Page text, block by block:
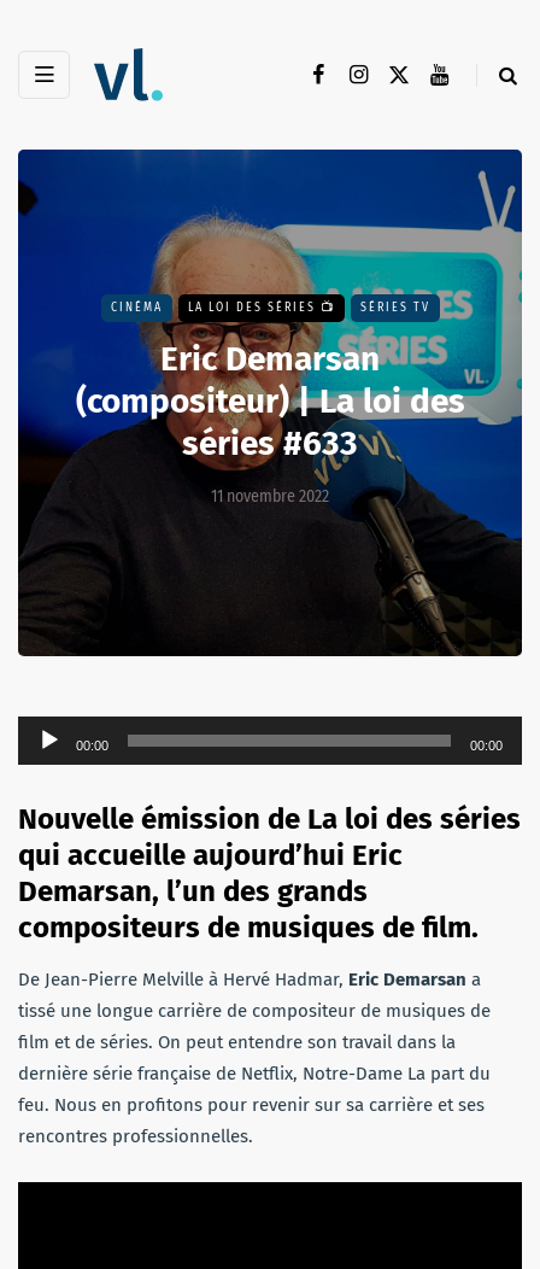
CINÉMA LA LOI DES SÉRIES 📺 SÉRIES TV
Eric Demarsan
(compositeur) | La loi des
séries #633
11 novembre 2022
Lecteur
audio
00:00 00:00
Nouvelle émission de La loi des séries
qui accueille aujourd’hui Eric
Demarsan, l’un des grands
compositeurs de musiques de film.
De Jean-Pierre Melville à Hervé Hadmar, Eric Demarsan a
tissé une longue carrière de compositeur de musiques de
film et de séries. On peut entendre son travail dans la
dernière série française de Netflix, Notre-Dame La part du
feu. Nous en profitons pour revenir sur sa carrière et ses
rencontres professionnelles.